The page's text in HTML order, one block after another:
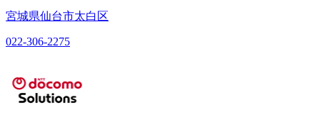
宮城県仙台市太白区
022-306-2275